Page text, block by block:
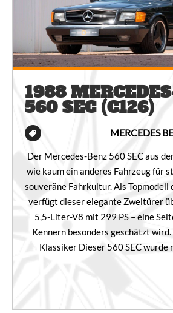
1988
560 SEC (C126)
MERCEDES
Der Mercedes-Benz 560 SEC aus
wie kaum ein anderes Fahrzeug für
souveräne Fahrkultur. Als Topmodell
verfügt dieser elegante Zweitürer
5,5-Liter-V8 mit 299 PS – eine
Kennern besonders geschätzt
Klassiker Dieser 560 SEC wurde